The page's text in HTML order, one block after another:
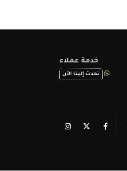
خدمة عملاء
تحدث إلينا الآن